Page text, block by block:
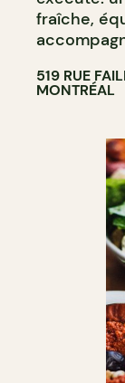
fraîche,
519 RUE
MONTRÉAL